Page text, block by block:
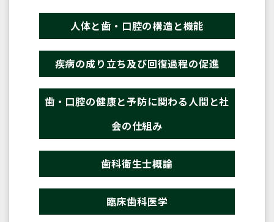
人体と歯・口腔の構造と機能
疾病の成り立ち及び回復過程の促進
歯・口腔の健康と予防に関わる人間と社
会の仕組み
歯科衛生士概論
臨床歯科医学